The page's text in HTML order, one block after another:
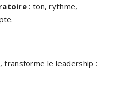
: ton, rythme,
transforme le leadership :